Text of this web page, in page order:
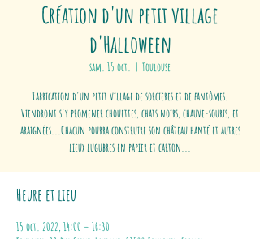
Création d'un petit village
d'Halloween
sam. 15 oct.
  |
Toulouse
Fabrication d'un petit village de sorcières et de fantômes.
Viendront s'y promener chouettes, chats noirs, chauve-souris, et
araignées...Chacun pourra construire son château hanté et autres
lieux lugubres en papier et carton...
Heure et lieu
15 oct. 2022, 14:00 – 16:30